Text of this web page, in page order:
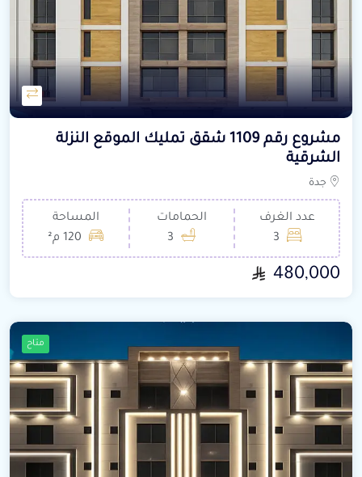
مشروع رقم 1109 شقق تمليك الموقع النزلة
الشرقية
جدة
عدد الغرف
3
الحمامات
3
المساحة
120 م²
480,000
متاح